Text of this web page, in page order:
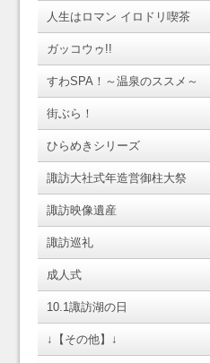
人生はロマン イロドリ喫茶
ガッコウゥ!!
すわSPA！～温泉のススメ～
街ぶら！
ひらめきシリーズ
諏訪大社式年造営御柱大祭
諏訪映像遺産
諏訪巡礼
成人式
10.1諏訪湖の日
↓【その他】↓